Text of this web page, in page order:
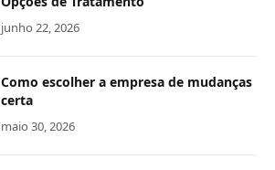
junho 22, 2026
Como escolher a empresa de mudanças
certa
maio 30, 2026